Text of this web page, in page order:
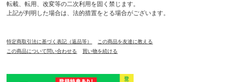
転載、転用、改変等の二次利用を固く禁じます。
上記が判明した場合は、法的措置をとる場合がございます。
特定商取引法に基づく表記（返品等）
この商品を友達に教える
この商品について問い合わせる
買い物を続ける